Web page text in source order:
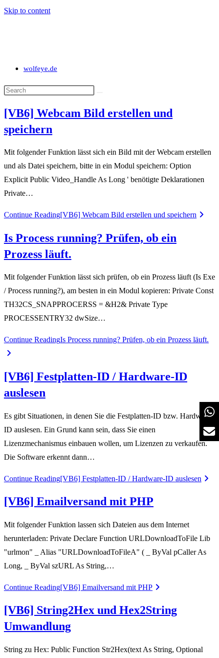
Skip to content
wolfeye.de
[VB6] Webcam Bild erstellen und
speichern
Mit folgender Funktion lässt sich ein Bild mit der Webcam erstellen
und als Datei speichern, bitte in ein Modul speichern: Option
Explicit Public Video_Handle As Long ' benötigte Deklarationen
Private…
Continue Reading[VB6] Webcam Bild erstellen und speichern
Is Process running? Prüfen, ob ein
Prozess läuft.
Mit folgender Funktion lässt sich prüfen, ob ein Prozess läuft (Is Exe
/ Process running?), am besten in ein Modul kopieren: Private Const
TH32CS_SNAPPROCERSS = &H2& Private Type
PROCESSENTRY32 dwSize…
Continue ReadingIs Process running? Prüfen, ob ein Prozess läuft.
[VB6] Festplatten-ID / Hardware-ID
auslesen
Es gibt Situationen, in denen Sie die Festplatten-ID bzw. Hardware
ID auslesen. Ein Grund kann sein, dass Sie einen
Lizenzmechanismus einbauen wollen, um Lizenzen zu verkaufen.
Die Software erkennt dann…
Continue Reading[VB6] Festplatten-ID / Hardware-ID auslesen
[VB6] Emailversand mit PHP
Mit folgender Funktion lassen sich Dateien aus dem Internet
herunterladen: Private Declare Function URLDownloadToFile Lib
"urlmon" _ Alias "URLDownloadToFileA" ( _ ByVal pCaller As
Long, _ ByVal szURL As String,…
Continue Reading[VB6] Emailversand mit PHP
[VB6] String2Hex und Hex2String
Umwandlung
String zu Hex: Public Function Str2Hex(text As String, Optional